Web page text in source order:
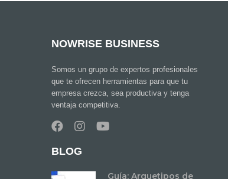
NOWRISE BUSINESS
Somos un grupo de expertos profesionales
que te ofrecen herramientas para que tu
empresa crezca, sea productiva y tenga
ventaja competitiva.
BLOG
Guía: Arquetipos de